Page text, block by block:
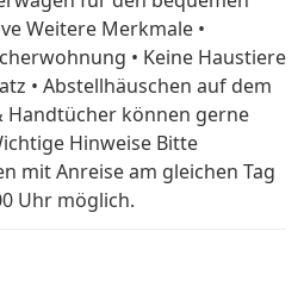
Weitere Merkmale •
• Keine Haustiere
• Abstellhäuschen auf dem
Handtücher können gerne
Hinweise Bitte
mit Anreise am gleichen Tag
Uhr möglich.